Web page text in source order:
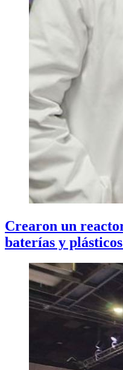
Crearon un
baterías y